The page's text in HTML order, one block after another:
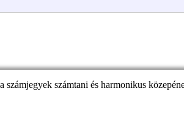
számtani és harmonikus